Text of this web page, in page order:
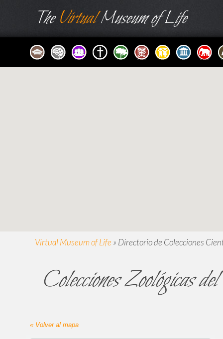
TheVirtualMuseum of Life
Virtual Museum of Life » Directorio de Colecciones
Colecciones Zoológicas
« Volver al mapa